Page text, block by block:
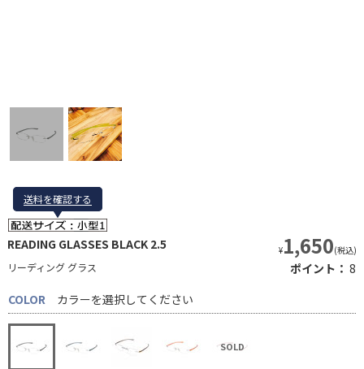
送料を確認する
送料を確認する
READING GLASSES BLACK 2.5
リーディング グラス
¥1,650(税込)
ポイント： 8
COLOR
カラーを選択してください